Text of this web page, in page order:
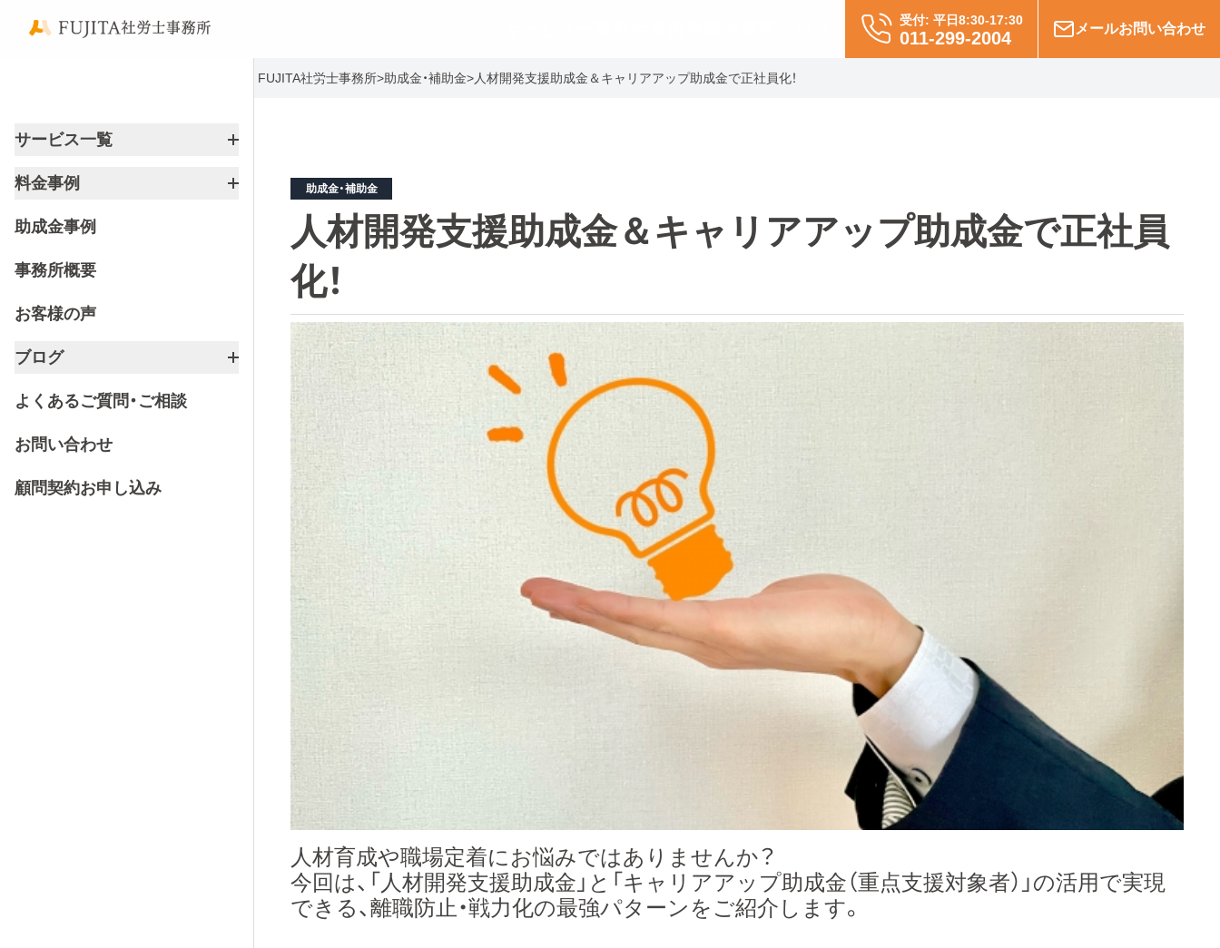
受付: 平日8:30-17:30
011-299-2004 メールお問い合わせ
サービス一覧
料金事例
助成金事例
事務所概要
お客様の声
ブログ
よくあるご質問・ご相談
お問い合わせ
顧問契約お申し込み
FUJITA社労士事務所>助成金・補助金>人材開発支援助成金＆キャリアアップ助成金で正社員化！
助成金・補助金
人材開発支援助成金＆キャリアアップ助成金で正社員
化！
人材育成や職場定着にお悩みではありませんか？
今回は、「人材開発支援助成金」と「キャリアアップ助成金（重点支援対象者）」の活用で実現
できる、離職防止・戦力化の最強パターンをご紹介します。